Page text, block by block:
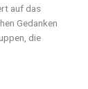
auf das
Gedanken
die